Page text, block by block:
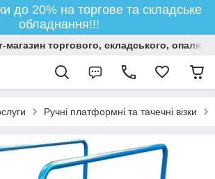
до 20% на торгове та складське
обладнання!!!
магазин торгового, складського,
Ручні платформні та тачечні візки